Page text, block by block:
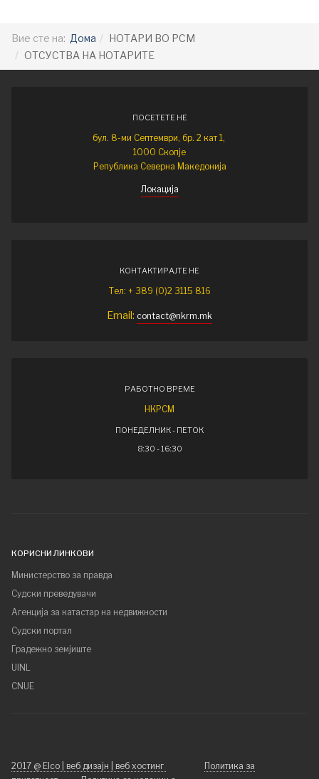
Вие сте на: Дома
НОТАРИ ВО РСМ
ОТСУСТВА НА НОТАРИТЕ
ПОСЕТЕТЕ НЕ
бул. 8-ми Септември, бр. 2 кат 1,
1000 Скопје
Република Северна Македонија
Локација
КОНТАКТИРАЈТЕ НЕ
Тел: + 389 (0)2 3115 816
Email: contact@nkrm.mk
РАБОТНО ВРЕМЕ
НКРСМ
ПОНЕДЕЛНИК - ПЕТОК
8:30 - 16:30
КОРИСНИ ЛИНКОВИ
Министерство за правда
Судски преведувачи
Агенција за катастар на недвижности
Судски портал
Градежно земјиште
UINL
CNUE
2017 @ Elco | веб дизајн | веб хостинг
Политика за